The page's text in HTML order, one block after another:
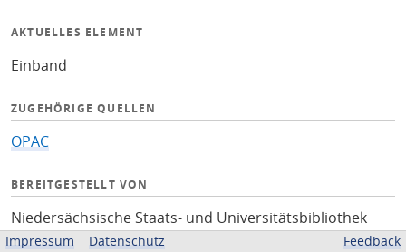
AKTUELLES ELEMENT
Einband
ZUGEHÖRIGE QUELLEN
OPAC
BEREITGESTELLT VON
Niedersächsische Staats- und Universitätsbibliothek
Göttingen
Impressum Datenschutz Feedback